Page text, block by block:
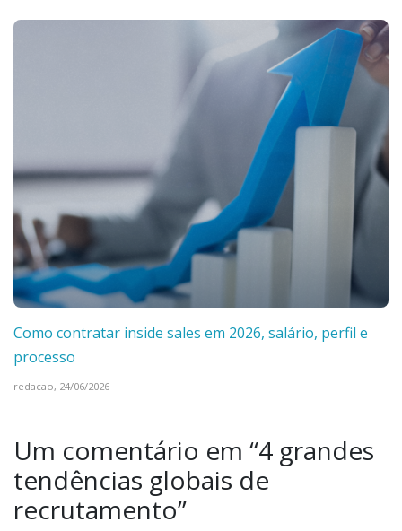
Como contratar inside sales em 2026, salário, perfil e
processo
redacao, 24/06/2026
Um comentário em “4 grandes
tendências globais de
recrutamento”